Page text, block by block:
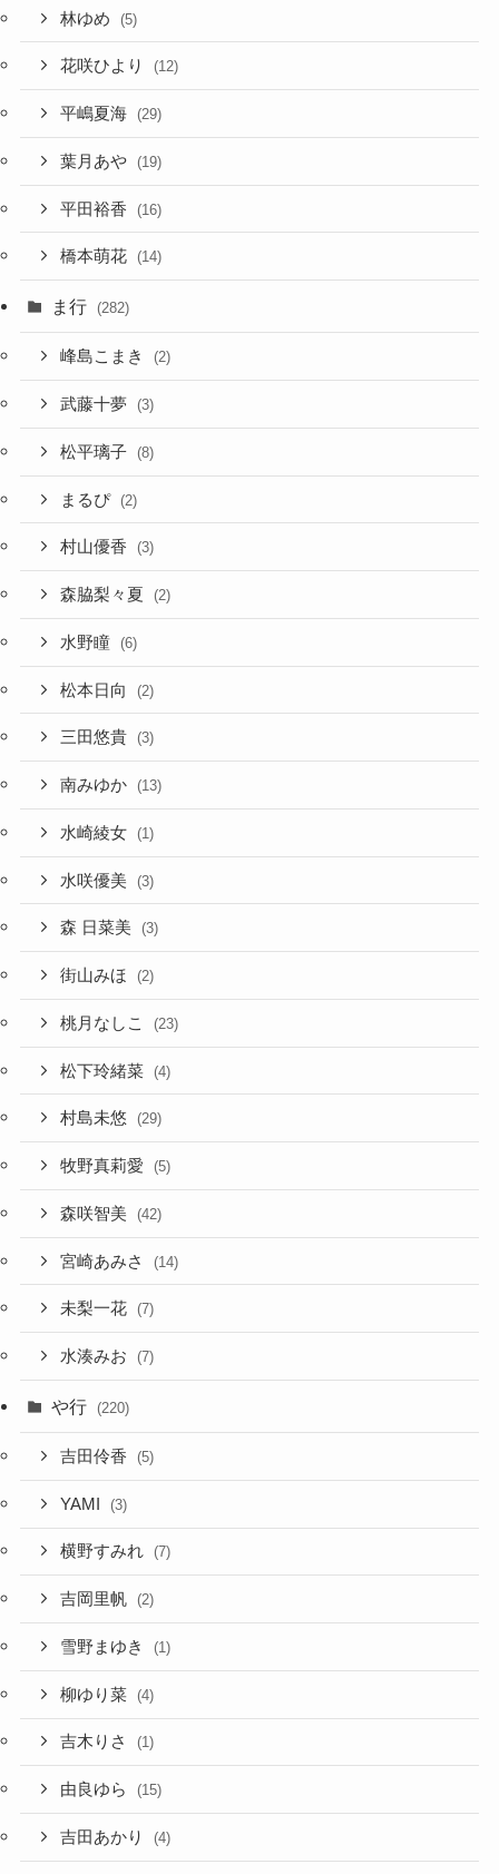
林ゆめ (5)
花咲ひより (12)
平嶋夏海 (29)
葉月あや (19)
平田裕香 (16)
橋本萌花 (14)
ま行 (282)
峰島こまき (2)
武藤十夢 (3)
松平璃子 (8)
まるぴ (2)
村山優香 (3)
森脇梨々夏 (2)
水野瞳 (6)
松本日向 (2)
三田悠貴 (3)
南みゆか (13)
水崎綾女 (1)
水咲優美 (3)
森 日菜美 (3)
街山みほ (2)
桃月なしこ (23)
松下玲緒菜 (4)
村島未悠 (29)
牧野真莉愛 (5)
森咲智美 (42)
宮崎あみさ (14)
未梨一花 (7)
水湊みお (7)
や行 (220)
吉田伶香 (5)
YAMI (3)
横野すみれ (7)
吉岡里帆 (2)
雪野まゆき (1)
柳ゆり菜 (4)
吉木りさ (1)
由良ゆら (15)
吉田あかり (4)